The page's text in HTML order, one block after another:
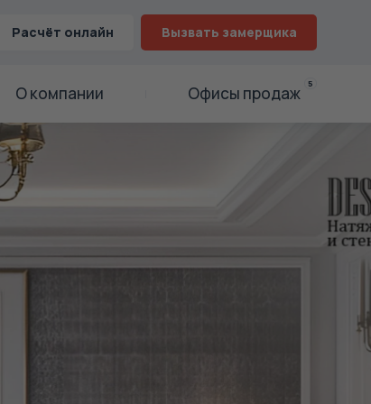
Расчёт онлайн Вызвать замерщика
О компании Офисы продаж 5